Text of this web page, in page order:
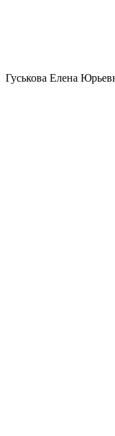
Гуськова Елена